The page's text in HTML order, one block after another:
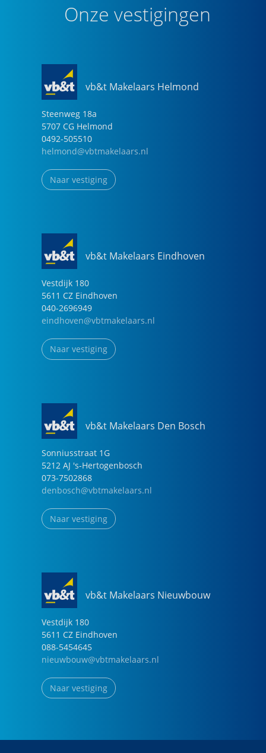
Onze vestigingen
vb&t Makelaars Helmond
Steenweg 18a
5707 CG Helmond
0492-505510
helmond@vbtmakelaars.nl
Naar vestiging
vb&t Makelaars Eindhoven
Vestdijk 180
5611 CZ Eindhoven
040-2696949
eindhoven@vbtmakelaars.nl
Naar vestiging
vb&t Makelaars Den Bosch
Sonniusstraat 1G
5212 AJ 's-Hertogenbosch
073-7502868
denbosch@vbtmakelaars.nl
Naar vestiging
vb&t Makelaars Nieuwbouw
Vestdijk 180
5611 CZ Eindhoven
088-5454645
nieuwbouw@vbtmakelaars.nl
Naar vestiging